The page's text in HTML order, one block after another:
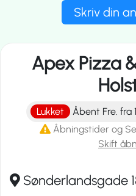
Skriv din
Apex Pizza
Lukket Åbent Fre. fra
Åbningstider og
Skift
Sønderlandsgade